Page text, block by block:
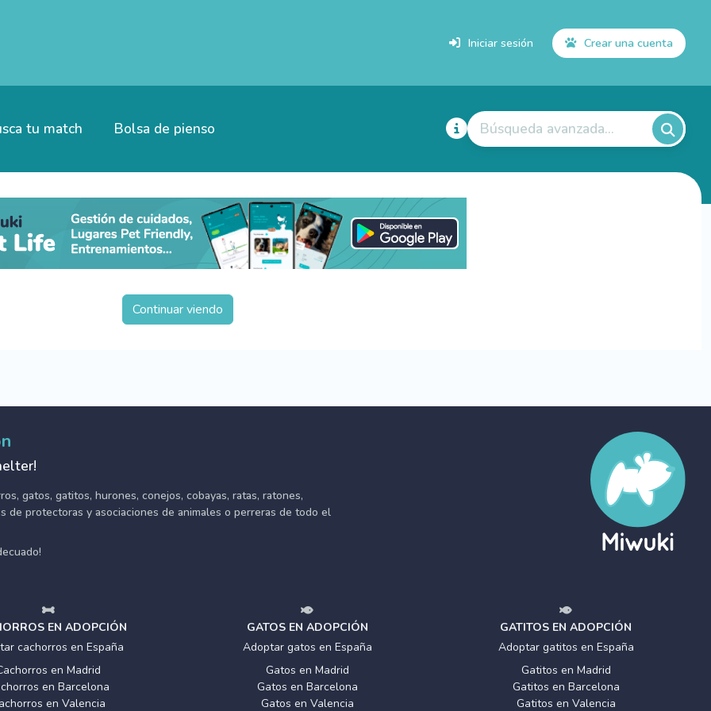
Iniciar sesión Crear una cuenta
tu match Bolsa de pienso Búsqueda avanzada...
Continuar viendo
gatos, gatitos, hurones, conejos, cobayas, ratas, ratones,
de protectoras y asociaciones de animales o perreras de todo el
EN ADOPCIÓN
cachorros en España
en Madrid
en Barcelona
en Valencia
GATOS EN ADOPCIÓN
Adoptar gatos en España
Gatos en Madrid
Gatos en Barcelona
Gatos en Valencia
GATITOS EN ADOPCIÓN
Adoptar gatitos en España
Gatitos en Madrid
Gatitos en Barcelona
Gatitos en Valencia